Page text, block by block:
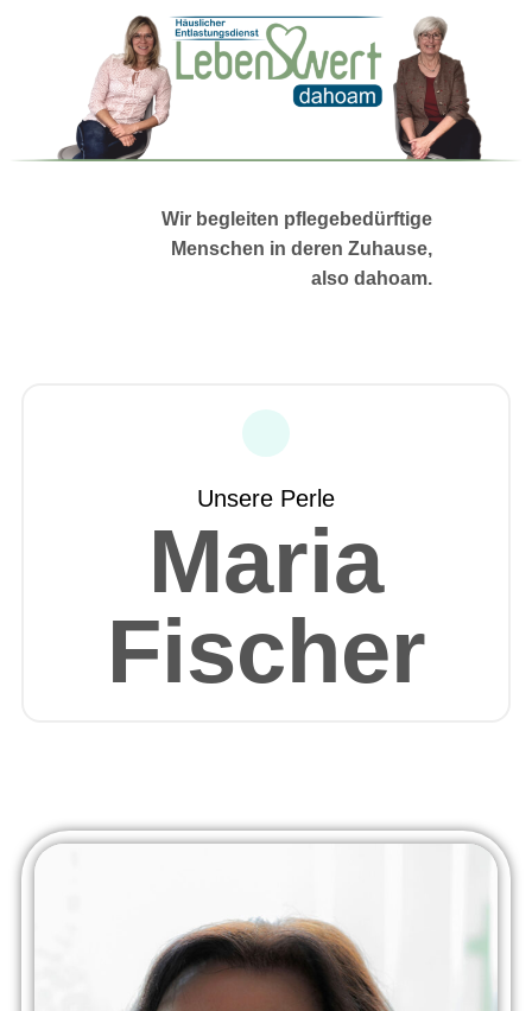
Wir begleiten pflegebedürftige
Menschen in deren Zuhause,
also dahoam.
Unsere Perle
Maria
Fischer